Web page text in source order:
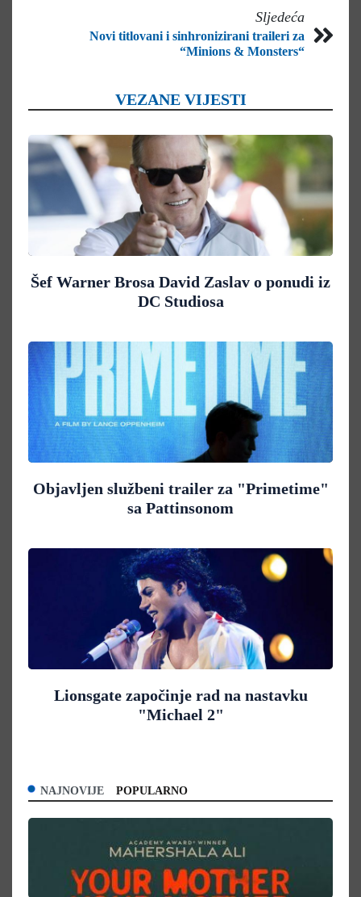
Sljedeća
Novi titlovani i sinhronizirani traileri za
“Minions & Monsters“
VEZANE VIJESTI
Šef Warner Brosa David Zaslav o ponudi iz
DC Studiosa
Objavljen službeni trailer za "Primetime"
sa Pattinsonom
Lionsgate započinje rad na nastavku
"Michael 2"
NAJNOVIJE POPULARNO